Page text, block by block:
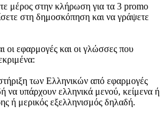
μέρος στην κλήρωση για τα 3 promo
στη δημοσκόπηση και να γράψετε
οι εφαρμογές και οι γλώσσες που
των Ελληνικών από εφαρμογές
να υπάρχουν ελληνικά μενού, κείμενα ή
ή μερικός εξελληνισμός δηλαδή.